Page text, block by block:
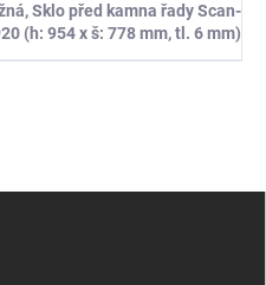
Sklo před kamna řady Scan-
(h: 954 x š: 778 mm, tl. 6 mm)